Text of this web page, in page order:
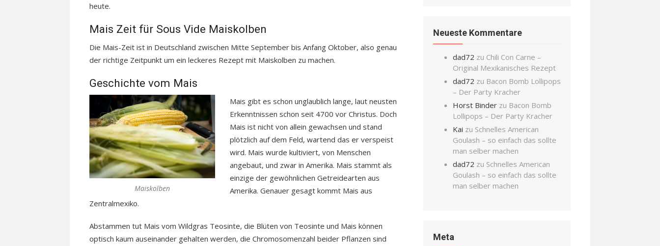
heute.
Mais Zeit für Sous Vide Maiskolben
Die Mais-Zeit ist in Deutschland zwischen Mitte September bis Anfang Oktober, also genau
der richtige Zeitpunkt um ein leckeres Rezept mit Maiskolben zu machen.
Geschichte vom Mais
Maiskolben
Mais gibt es schon unglaublich lange, laut neusten
Erkenntnissen schon seit 4700 vor Christus. Doch
Mais ist nicht von allein gewachsen und stand
plötzlich auf dem Feld, wartend das er verspeist
wird. Mais wurde kultiviert, von Menschen
angebaut, und zwar in Amerika. Mais stammt als
einzige der gewöhnlichen Getreidearten aus
Amerika. Genauer gesagt kommt Mais aus
Zentralmexiko.
Abstammen tut Mais vom Wildgras Teosinte, die Blüten von Teosinte und Mais können
optisch kaum auseinander gehalten werden, die Chromosomenzahl beider Pflanzen sind
Neueste Kommentare
dad72 zu Chili Con Carne –
Original Mexikanisches Rezept
dad72 zu Bacon Bomb Lollipops
– Der Party Kracher
Horst Binder zu Bacon Bomb
Lollipops – Der Party Kracher
Kai zu Schnelles American
Goulash – so einfach das sollte
man selber machen
dad72 zu Schnelles American
Goulash – so einfach das sollte
man selber machen
Meta